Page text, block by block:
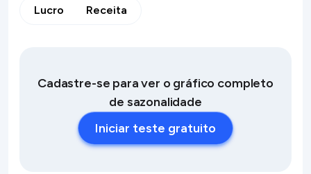
Lucro Receita
Cadastre-se para ver o gráfico completo
de sazonalidade
Iniciar teste gratuito